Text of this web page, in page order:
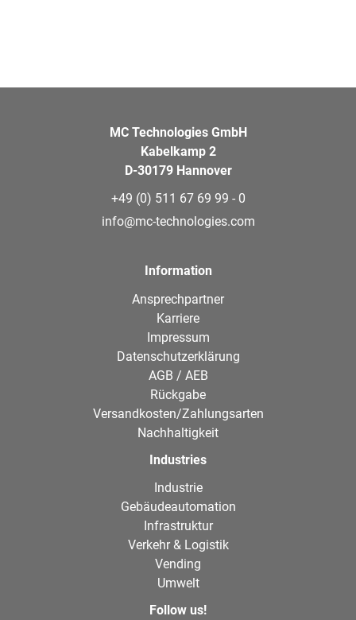
MC Technologies GmbH
Kabelkamp 2
D-30179 Hannover
+49 (0) 511 67 69 99 - 0
info@mc-technologies.com
Information
Ansprechpartner
Karriere
Impressum
Datenschutzerklärung
AGB / AEB
Rückgabe
Versandkosten/Zahlungsarten
Nachhaltigkeit
Industries
Industrie
Gebäudeautomation
Infrastruktur
Verkehr & Logistik
Vending
Umwelt
Follow us!